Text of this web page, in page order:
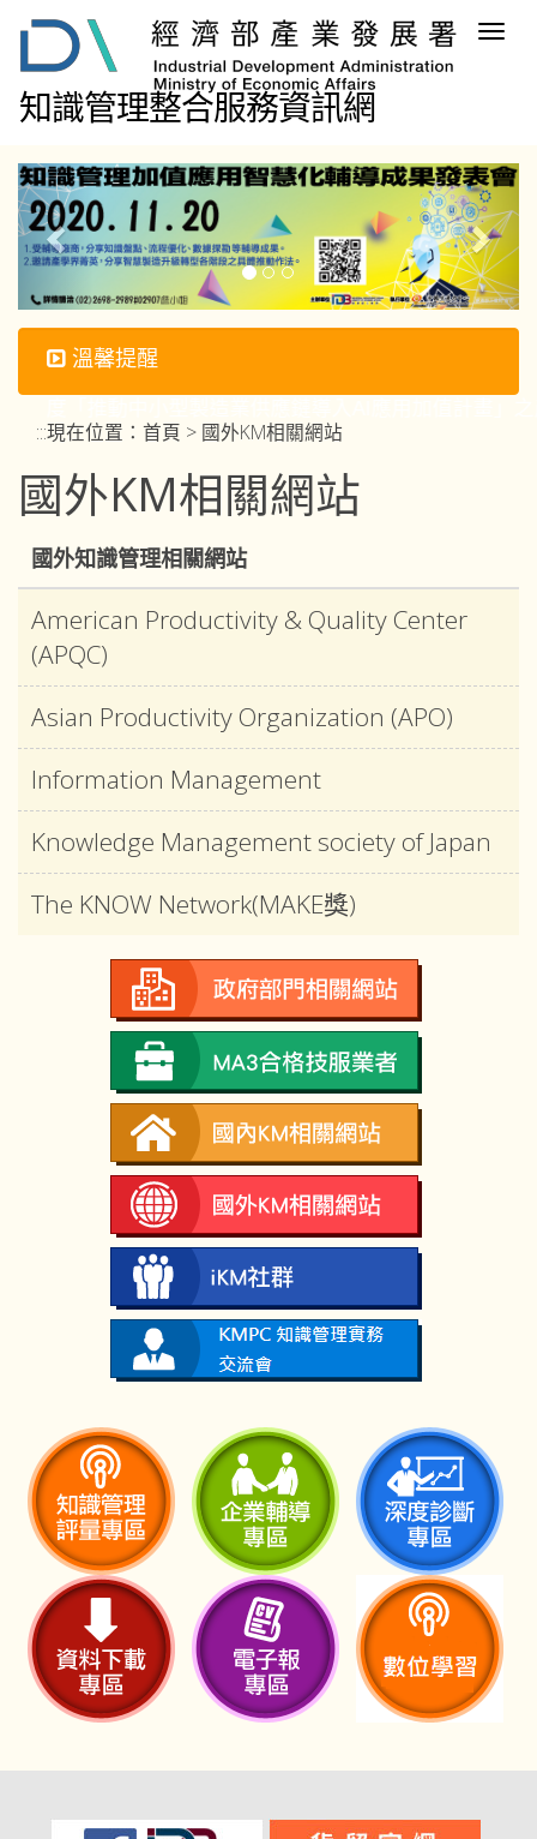
知識管理整合服務資訊網
溫馨提醒
:::現在位置： 首頁 > 國外KM相關網站
國外KM相關網站
國外知識管理相關網站
American Productivity & Quality Center
(APQC)
Asian Productivity Organization (APO)
Information Management
Knowledge Management society of Japan
The KNOW Network(MAKE獎)